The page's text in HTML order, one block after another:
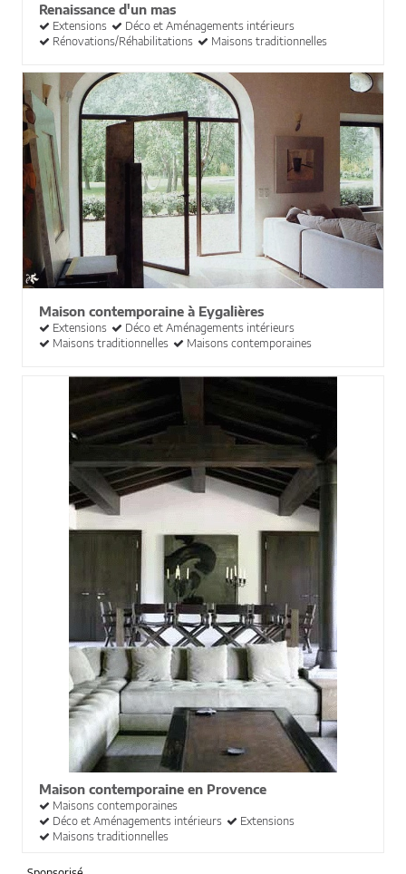
Renaissance d'un mas
Extensions
Déco et Aménagements intérieurs
Rénovations/Réhabilitations
Maisons traditionnelles
Maison contemporaine à Eygalières
Extensions
Déco et Aménagements intérieurs
Maisons traditionnelles
Maisons contemporaines
Maison contemporaine en Provence
Maisons contemporaines
Déco et Aménagements intérieurs
Extensions
Maisons traditionnelles